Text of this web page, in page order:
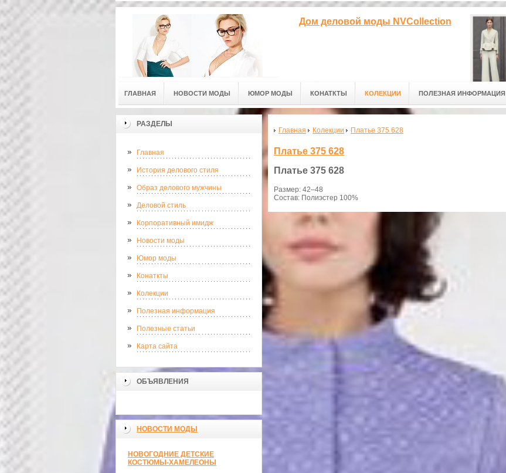
Дом деловой моды NVCollection
ГЛАВНАЯ НОВОСТИ МОДЫ ЮМОР МОДЫ КОНАТКТЫ КОЛЕКЦИИ ПОЛЕЗНАЯ ИНФОРМАЦИЯ
РАЗДЕЛЫ
Главная
История делового стиля
Образ делового мужчины
Деловой стиль
Корпоративный имидж
Новости моды
Юмор моды
Конаткты
Колекции
Полезная информация
Полезные статьи
Карта сайта
ОБЪЯВЛЕНИЯ
НОВОСТИ МОДЫ
НОВОГОДНИЕ ДЕТСКИЕ
КОСТЮМЫ-ХАМЕЛЕОНЫ
Главная Колекции Платье 375 628
Платье 375 628
Платье 375 628
Размер: 42–48
Состав: Полиэстер 100%